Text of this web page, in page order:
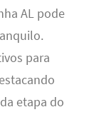
AL pode
para
etapa do